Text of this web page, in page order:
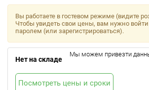
Вы работаете в гостевом режиме (видите
Чтобы увидеть свои цены, вам нужно
паролем (или зарегистрироваться).
Нет на складе
Мы можем привезти
Посмотреть цены и сроки